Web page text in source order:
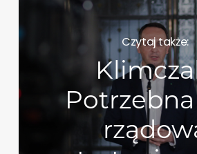
Czytaj także: